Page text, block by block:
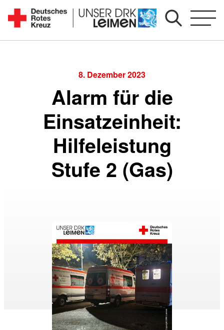
Zum
Inhalt
springen
1892
8. Dezember 2023
Alarm für die
Einsatzeinheit:
Hilfeleistung
Stufe 2 (Gas)